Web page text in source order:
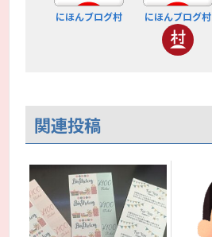
にほんブログ村 にほんブログ村
関連投稿